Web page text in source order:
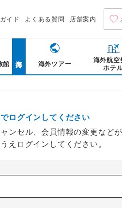
イド よくある質問 店舗案内
館 海外ツアー
海外航空
ホテ
ログインしてください
ンセル、会員情報の変更など
えログインしてください。